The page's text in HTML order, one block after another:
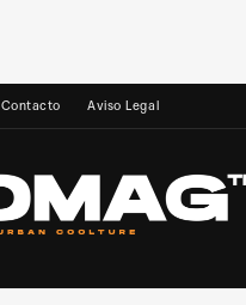
Contacto Aviso Legal